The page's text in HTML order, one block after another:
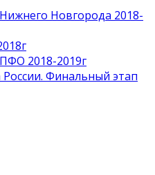
Новгорода 2018-
2018-2019г
России. Финальный этап